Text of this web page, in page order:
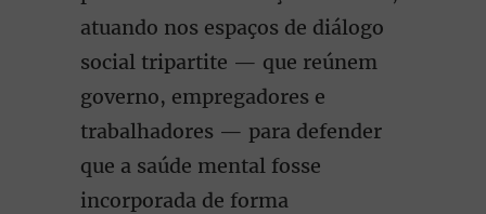
atuando nos espaços de diálogo
social tripartite — que reúnem
governo, empregadores e
trabalhadores — para defender
que a saúde mental fosse
incorporada de forma